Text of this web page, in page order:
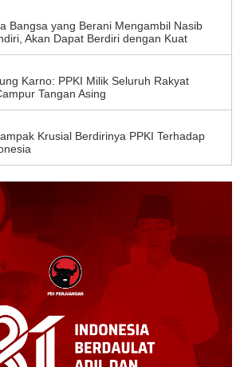
Bangsa yang Berani Mengambil Nasib
Akan Dapat Berdiri dengan Kuat
Karno: PPKI Milik Seluruh Rakyat
Tangan Asing
Krusial Berdirinya PPKI Terhadap